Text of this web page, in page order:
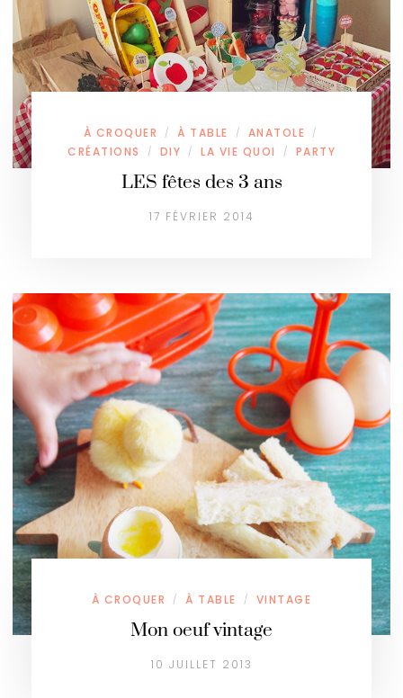
À CROQUER / À TABLE / ANATOLE /
CRÉATIONS / DIY / LA VIE QUOI / PARTY
LES fêtes des 3 ans
17 FÉVRIER 2014
À CROQUER / À TABLE / VINTAGE
Mon oeuf vintage
10 JUILLET 2013